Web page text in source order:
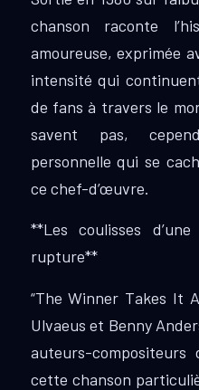
chanson raconte
amoureuse, exprimée
intensité qui
de fans à travers le
savent pas,
personnelle qui se
ce chef-d’œuvre.
**Les coulisses
rupture**
“The Winner Takes It
Ulvaeus et Benny
auteurs-
cette chanson